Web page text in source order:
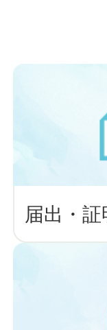
2026年
2026年
2026年
議員の
届出・証